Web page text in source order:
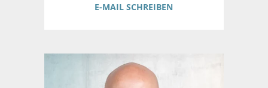
E-MAIL SCHREIBEN